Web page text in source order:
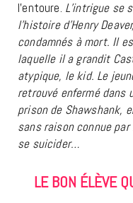
l’entoure. L’intrigue se
l’histoire d’Henry
condamnés à mort. Il
laquelle il a grandit
atypique, le kid. Le
retrouvé enfermé dans
prison de Shawshank,
sans raison connue
se suicider…
LE BON ÉLÈVE